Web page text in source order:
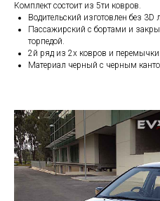
Комплект состоит из 5ти ковров.
Водительский изготовлен без
Пассажирский с бортами и
торпедой.
2й ряд из 2х ковров и перемычки.
Материал черный с черным